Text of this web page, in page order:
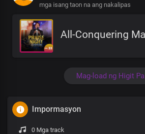
mga isang taon na ang nakalipas
Mag-load ng Higit Pa
Impormasyon
0 Mga track